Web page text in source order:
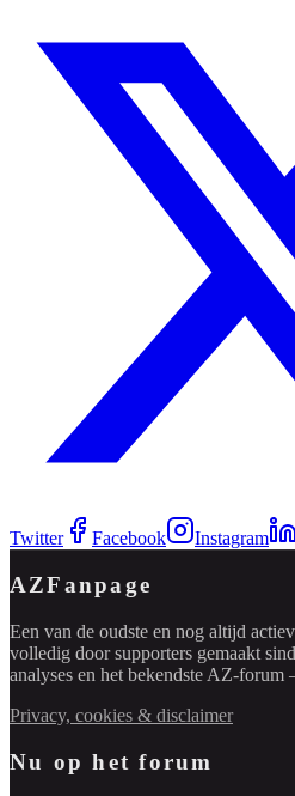
Twitter Facebook Instagram
AZFanpage
Een van de oudste en nog altijd
volledig door supporters gemaakt
analyses en het bekendste AZ-
Privacy, cookies & disclaimer
Nu op het forum